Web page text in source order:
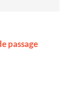
passage